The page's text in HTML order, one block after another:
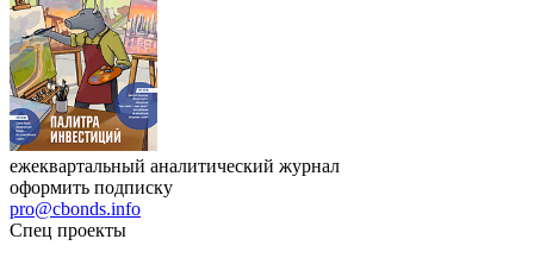
ежеквартальный аналитический журнал
оформить подписку
pro@cbonds.info
Спец проекты